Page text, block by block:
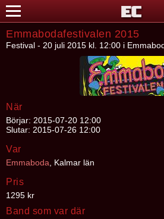
Emmabodafestivalen 2015
Festival - 20 juli 2015 kl. 12:00 i
När
Börjar: 2015-07-20 12:00
Slutar: 2015-07-26 12:00
Var
Emmaboda , Kalmar län
Pris
1295 kr
Band som var där